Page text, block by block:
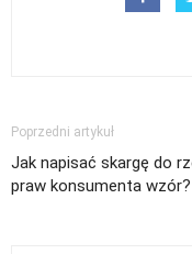
Poprzedni artykuł
Jak napisać skargę do
praw konsumenta wzór?